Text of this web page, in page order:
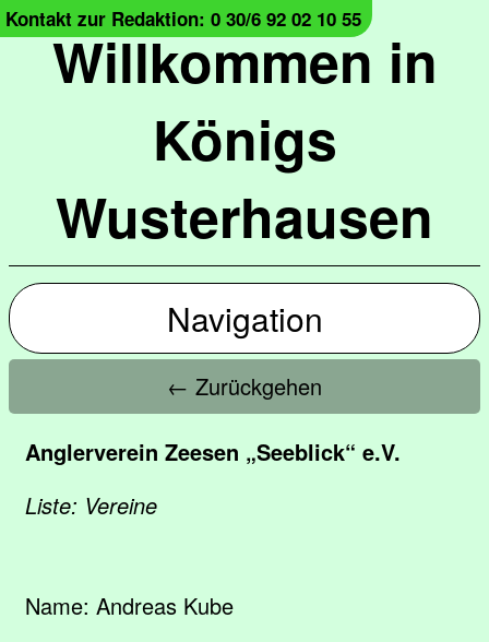
Willkommen in
Königs
Wusterhausen
Kontakt zur Redaktion: 0 30/6 92 02 10 55
Navigation
← Zurückgehen
Anglerverein Zeesen „Seeblick“ e.V.
Liste: Vereine
Name: Andreas Kube